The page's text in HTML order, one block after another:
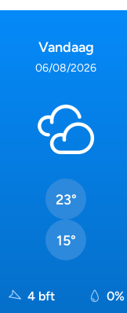
Vandaag
06/08/2026
23°
15°
4 bft 0%